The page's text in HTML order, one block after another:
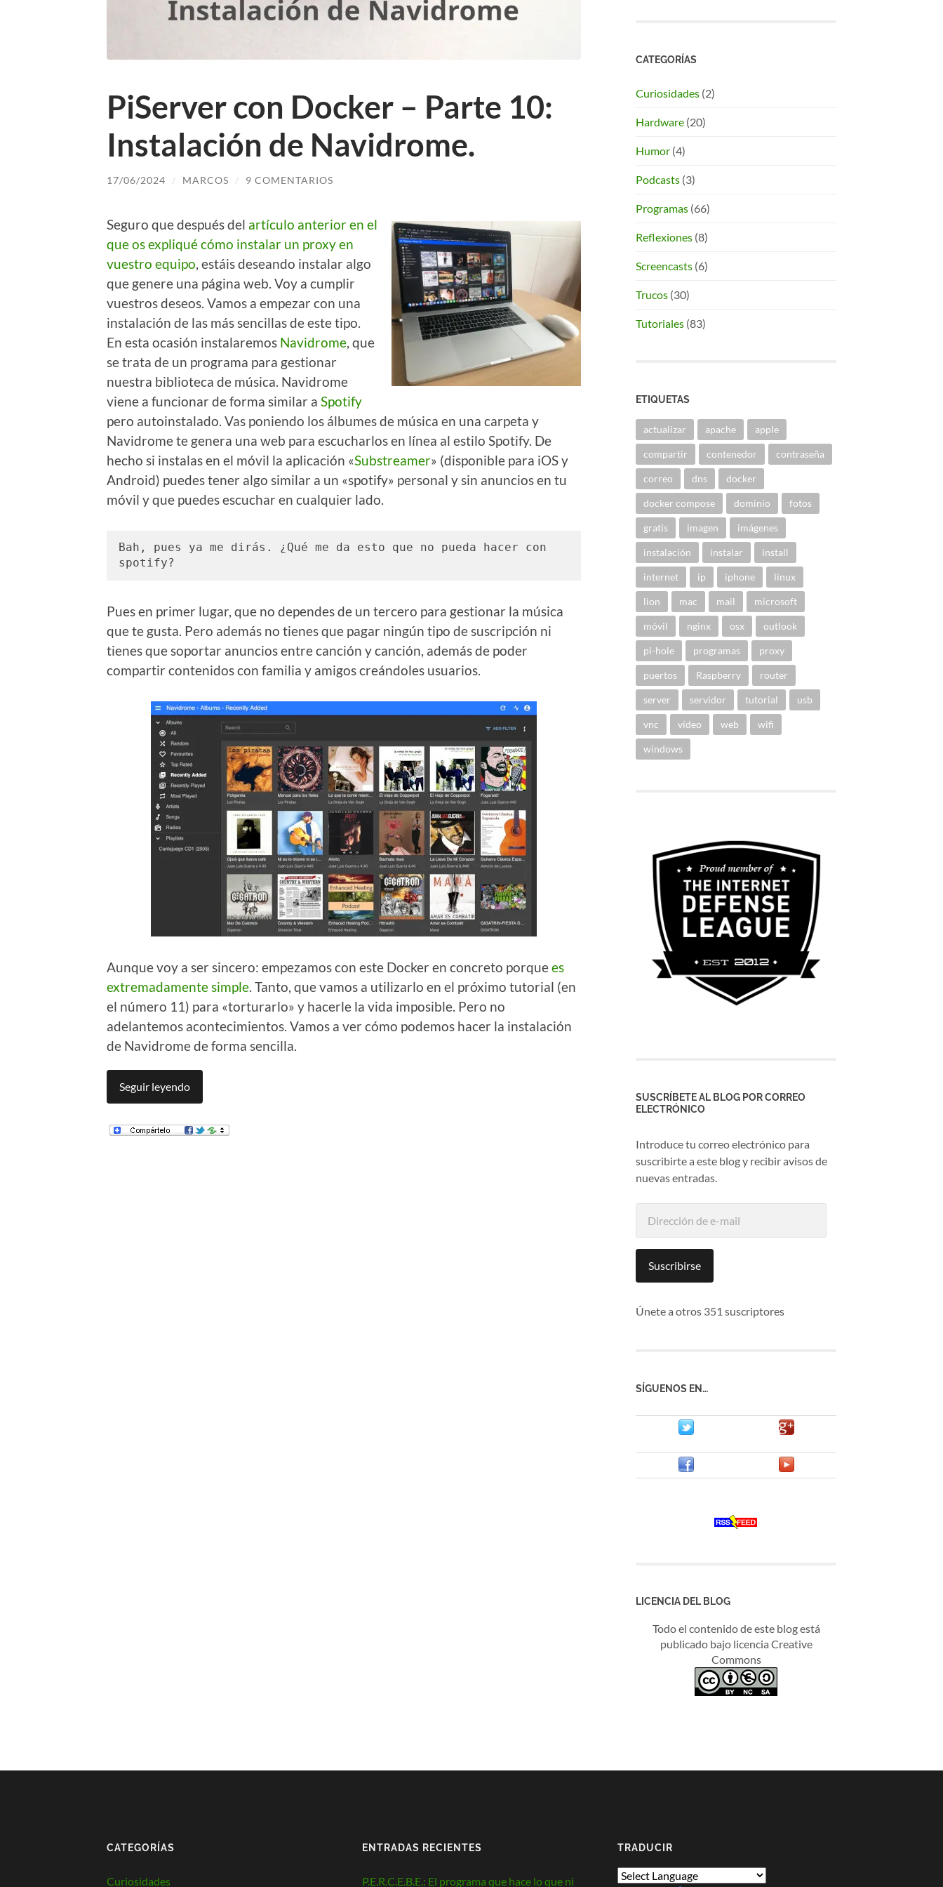
PiServer con Docker – Parte 10:
Instalación de Navidrome.
17/06/2024 / MARCOS / 9 COMENTARIOS
Seguro que después del artículo anterior en el
que os expliqué cómo instalar un proxy en
vuestro equipo, estáis deseando instalar algo
que genere una página web. Voy a cumplir
vuestros deseos. Vamos a empezar con una
instalación de las más sencillas de este tipo.
En esta ocasión instalaremos Navidrome, que
se trata de un programa para gestionar
nuestra biblioteca de música. Navidrome
viene a funcionar de forma similar a Spotify
pero autoinstalado. Vas poniendo los álbumes de música en una carpeta y
Navidrome te genera una web para escucharlos en línea al estilo Spotify. De
hecho si instalas en el móvil la aplicación «Substreamer» (disponible para iOS y
Android) puedes tener algo similar a un «spotify» personal y sin anuncios en tu
móvil y que puedes escuchar en cualquier lado.
Bah, pues ya me dirás. ¿Qué me da esto que no pueda hacer con
spotify?
Pues en primer lugar, que no dependes de un tercero para gestionar la música
que te gusta. Pero además no tienes que pagar ningún tipo de suscripción ni
tienes que soportar anuncios entre canción y canción, además de poder
compartir contenidos con familia y amigos creándoles usuarios.
Aunque voy a ser sincero: empezamos con este Docker en concreto porquees
extremadamente simple. Tanto, que vamos a utilizarlo en el próximo tutorial (en
el número 11) para «torturarlo» y hacerle la vida imposible. Pero no
adelantemos acontecimientos. Vamos a ver cómo podemos hacer la instalación
de Navidrome de forma sencilla.
Seguir leyendo
CATEGORÍAS
Curiosidades (2)
Hardware (20)
Humor (4)
Podcasts (3)
Programas (66)
Reflexiones (8)
Screencasts (6)
Trucos (30)
Tutoriales (83)
ETIQUETAS
actualizar apache apple
compartir contenedor contraseña
correo dns docker
docker compose dominio fotos
gratis imagen imágenes
instalación instalar install
internet ip iphone linux
lion mac mail microsoft
móvil nginx osx outlook
pi-hole programas proxy
puertos Raspberry router
server servidor tutorial usb
vnc vídeo web wifi
windows
SUSCRÍBETE AL BLOG POR CORREO
ELECTRÓNICO
Introduce tu correo electrónico para
suscribirte a este blog y recibir avisos de
nuevas entradas.
mailSuscribirse
Únete a otros 351 suscriptores
SÍGUENOS EN…
LICENCIA DEL BLOG
Todo el contenido de este blog está
publicado bajo licencia Creative
Commons
CATEGORÍAS
Curiosidades
ENTRADAS RECIENTES
P.E.R.C.E.B.E.: El programa que hace lo que ni
TRADUCIR